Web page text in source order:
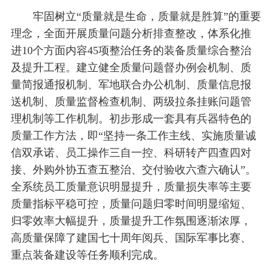
牢固树立“质量就是生命，质量就是胜算”的重要
理念，全面开展质量问题分析排查整改，体系化推
进10个方面内容45项整治任务的装备质量综合整治
及提升工程。建立健全质量问题督办例会机制、质
量简报通报机制、军地联合办公机制、质量信息报
送机制、质量监督检查机制、两级拉条挂账问题管
理机制等工作机制。初步形成一套具有兵器特色的
质量工作方法，即“坚持一条工作主线、实施质量诚
信双承诺、员工操作三自一控、科研转产四查四对
接、外购外协五查五整治、交付验收六查六确认”。
全系统员工质量意识明显提升，质量损失率等主要
质量指标平稳可控，质量问题归零时间明显缩短、
归零效率大幅提升，质量提升工作氛围逐渐浓厚，
高质量保障了建国七十周年阅兵、国际军事比赛、
重点装备建设等任务顺利完成。